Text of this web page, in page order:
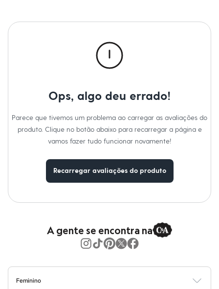
Personagens
Plus size
Dia dos Pais
Inverno
Novidades
Camisetas e Regatas
Jeans
Polos
Chapéus e Bonés
Relógios
Calçados
Botas
Lola Cosmetics
Ops, algo deu errado!
Parece que tivemos um problema ao carregar as avaliações do
produto. Clique no botão abaixo para recarregar a página e
vamos fazer tudo funcionar novamente!
Recarregar avaliações do produto
A gente se encontra na
Feminino